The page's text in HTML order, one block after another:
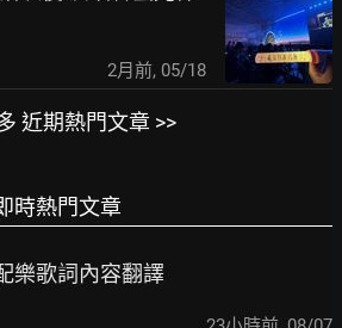
2月前, 05/18
近期熱門文章 >>
時熱門文章
樂歌詞內容翻譯